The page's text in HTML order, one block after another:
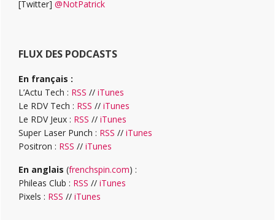
[Twitter] @NotPatrick
FLUX DES PODCASTS
En français :
L’Actu Tech : RSS // iTunes
Le RDV Tech : RSS // iTunes
Le RDV Jeux : RSS // iTunes
Super Laser Punch : RSS // iTunes
Positron : RSS // iTunes
En anglais (frenchspin.com) :
Phileas Club : RSS // iTunes
Pixels : RSS // iTunes